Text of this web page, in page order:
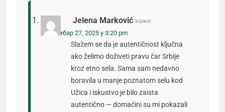
Jelena Marković каже:
септембар 27, 2025 у 3:20 pm
Slažem se da je autentičnost ključna
ako želimo doživeti pravu čar Srbije
kroz etno sela. Sama sam nedavno
boravila u manje poznatom selu kod
Užica i iskustvo je bilo zaista
autentično — domaćini su mi pokazali